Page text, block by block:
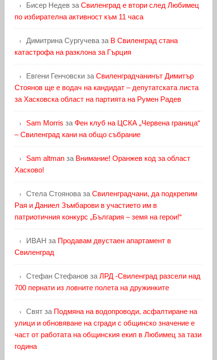
Бисер Недевза Свиленград е втори след Любимец
по избирателна активност към 11 часа
Димитрина Сургучеваза В Свиленград стана
катастрофа на разклона за Гърция
Евгени Генчовскиза Свиленградчанинът Димитър
Стоянов ще е водач на кандидат – депутатската листа
за Хасковска област на партията на Румен Радев
Sam Morris за Фен клуб на ЦСКА „Червена граница“
– Свиленград кани на общо събрание
Sam altmanза Внимание! Оранжев код за област
Хасково!
Стела Стояноваза Свиленградчани, да подкрепим
Рая и Даниел Зъмбарови в участието им в
патриотичния конкурс „България – земя на герои!“
ИВАН за Продавам двустаен апартамент в
Свиленград
Стефан Стефановза ЛРД -Свиленград разсели над
700 пернати из ловните полета на дружинките
Святза Подмяна на водопроводи, асфалтиране на
улици и обновяване на сгради с общинско значение е
част от работата на общинския екип в Любимец за тази
година